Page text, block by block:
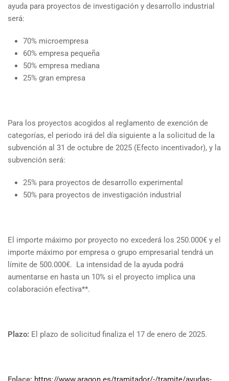
ayuda para proyectos de investigación y desarrollo industrial
será:
70% microempresa
60% empresa pequeña
50% empresa mediana
25% gran empresa
Para los proyectos acogidos al reglamento de exención de
categorías, el periodo irá del día siguiente a la solicitud de la
subvención al 31 de octubre de 2025 (Efecto incentivador), y la
subvención será:
25% para proyectos de desarrollo experimental
50% para proyectos de investigación industrial
El importe máximo por proyecto no excederá los 250.000€ y el
importe máximo por empresa o grupo empresarial tendrá un
límite de 500.000€. La intensidad de la ayuda podrá
aumentarse en hasta un 10% si el proyecto implica una
colaboración efectiva**.
Plazo: El plazo de solicitud finaliza el 17 de enero de 2025.